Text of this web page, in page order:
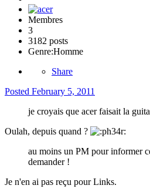
Membres
3
3182 posts
Genre:Homme
Share
Posted February 5, 2011
je croyais que acer faisait la
Oulah, depuis quand ?
au moins un PM pour informer
demander !
Je n'en ai pas reçu pour Links.